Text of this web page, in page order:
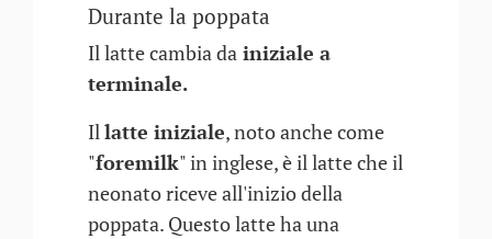
Durante la poppata
Il latte cambia da iniziale a
terminale.
Illatte iniziale, noto anche come
"foremilk" in inglese, è il latte che il
neonato riceve all'inizio della
poppata. Questo latte ha una